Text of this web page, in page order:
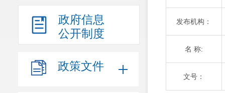
政府信息
公开制度
政策文件
发布机构：
名 称:
文号：